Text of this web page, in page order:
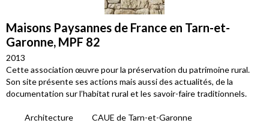
Maisons Paysannes de France en Tarn-et-
Garonne, MPF 82
2013
Cette association œuvre pour la préservation du patrimoine rural.
Son site présente ses actions mais aussi des actualités, de la
documentation sur l’habitat rural et les savoir-faire traditionnels.
Architecture
CAUE de Tarn-et-Garonne